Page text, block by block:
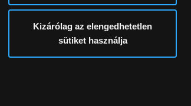
Kizárólag az elengedhetetlen
sütiket használja